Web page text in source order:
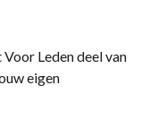
Leden deel van
eigen